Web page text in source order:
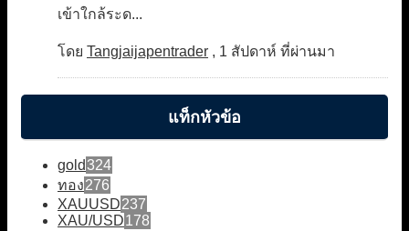
เข้าใกล้ระด...
โดย Tangjaijapentrader , 1 สัปดาห์ ที่ผ่านมา
แท็กหัวข้อ
gold324
ทอง276
XAUUSD237
XAU/USD178